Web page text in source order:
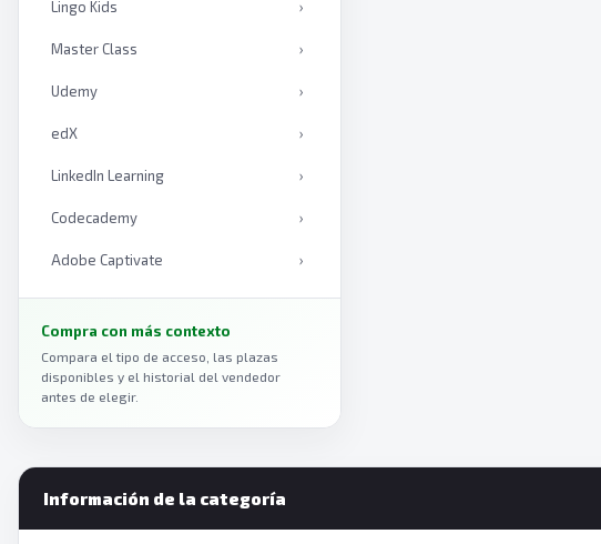
Libros ›
Lingo Kids ›
Master Class ›
Udemy ›
edX ›
LinkedIn Learning ›
Codecademy ›
Adobe Captivate ›
Coursera ›
Duolingo
Compra con más contexto
Compara el tipo de acceso, las plazas
disponibles y el historial del vendedor
antes de elegir.
Información de la categoría